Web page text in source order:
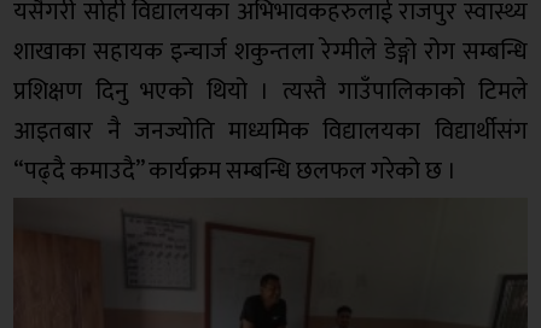
यसैगरी सोही विद्यालयका अभिभावकहरुलाई राजपुर स्वास्थ्य
शाखाका सहायक इन्चार्ज शकुन्तला रेग्मीले डेङ्गो रोग सम्बन्धि
प्रशिक्षण दिनु भएको थियो । त्यस्तै गाउँपालिकाको टिमले
आइतबार नै जनज्योति माध्यमिक विद्यालयका विद्यार्थीसंग
“पढ्दै कमाउदै” कार्यक्रम सम्बन्धि छलफल गरेको छ ।